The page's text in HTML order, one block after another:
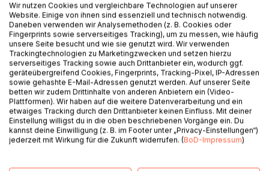
IN DEN WARENKORB
Auf die Merkliste
Titel bewerten
Wir nutzen Cookies und vergleichbare Technologien auf unserer
Website. Einige von ihnen sind essenziell und technisch notwendig.
Daneben verwenden wir Analysemethoden (z. B. Cookies oder
Fingerprints sowie serverseitiges Tracking), um zu messen, wie häufig
unsere Seite besucht und wie sie genutzt wird. Wir verwenden
Trackingtechnologien zu Marketingzwecken und setzen hierzu
serverseitiges Tracking sowie auch Drittanbieter ein, wodurch ggf.
geräteübergreifend Cookies, Fingerprints, Tracking-Pixel, IP-Adressen
sowie gehashte E-Mail-Adressen genutzt werden. Auf unserer Seite
betten wir zudem Drittinhalte von anderen Anbietern ein (Video-
Plattformen). Wir haben auf die weitere Datenverarbeitung und ein
etwaiges Tracking durch den Drittanbieter keinen Einfluss. Mit deiner
Einstellung willigst du in die oben beschriebenen Vorgänge ein. Du
kannst deine Einwilligung (z. B. im Footer unter „Privacy-Einstellungen“)
jederzeit mit Wirkung für die Zukunft widerrufen. (BoD-Impressum)